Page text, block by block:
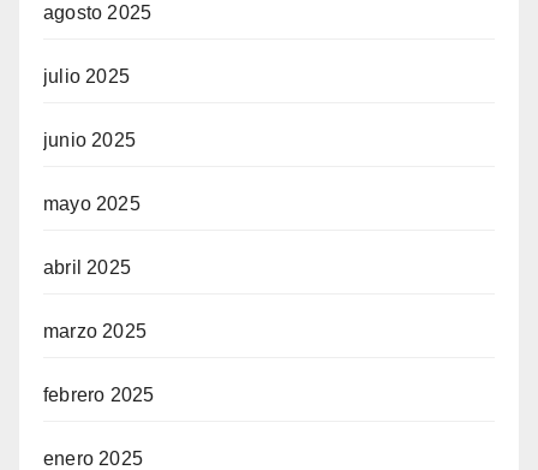
agosto 2025
julio 2025
junio 2025
mayo 2025
abril 2025
marzo 2025
febrero 2025
enero 2025